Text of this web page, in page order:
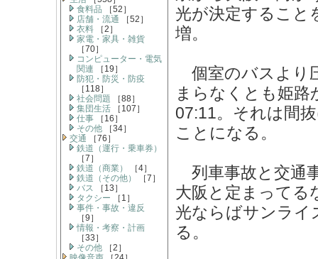
食料品 ［52］
店舗・流通 ［52］
衣料 ［2］
家電・家具・雑貨
［70］
コンピューター・電気
関連 ［19］
防犯・防災・防疫
［118］
社会問題 ［88］
集団生活 ［107］
仕事 ［16］
その他 ［34］
交通 ［76］
鉄道（運行・乗車券）
［7］
鉄道（商業）
［4］
鉄道（その他）
［7］
バス ［13］
タクシー ［1］
事件・事故・違反
［9］
情報・考察・計画
［33］
その他 ［2］
光が決定すること
増。
個室のバスより
まらなくとも姫路
07:11。それは間
ことになる。
列車事故と交通
大阪と定まってる
光ならばサンライ
る。